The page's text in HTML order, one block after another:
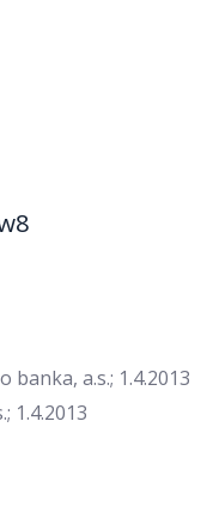
banka, a.s.; 1.4.2013
1.4.2013